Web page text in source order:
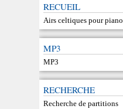
RECUEIL
Airs celtiques pour piano
MP3
MP3
RECHERCHE
Recherche de partitions